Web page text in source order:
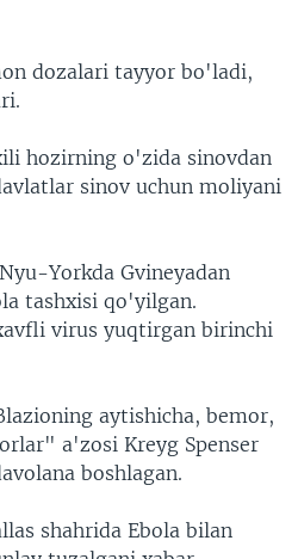
dozalari tayyor bo'ladi,
hozirning o'zida sinovdan
sinov uchun moliyani
Yorkda Gvineyadan
tashxisi qo'yilgan.
virus yuqtirgan birinchi
aytishicha, bemor,
a'zosi Kreyg Spenser
boshlagan.
shahrida Ebola bilan